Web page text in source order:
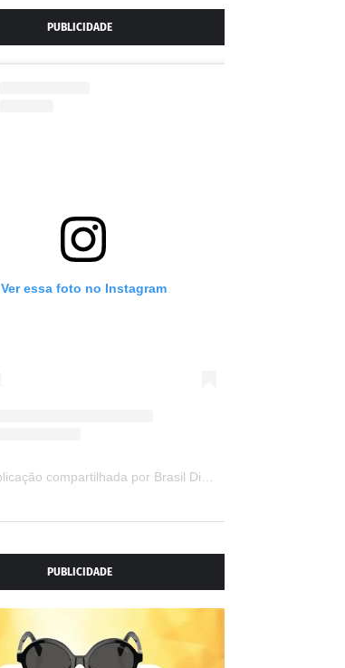
PUBLICIDADE
Ver essa foto no Instagram
PUBLICIDADE